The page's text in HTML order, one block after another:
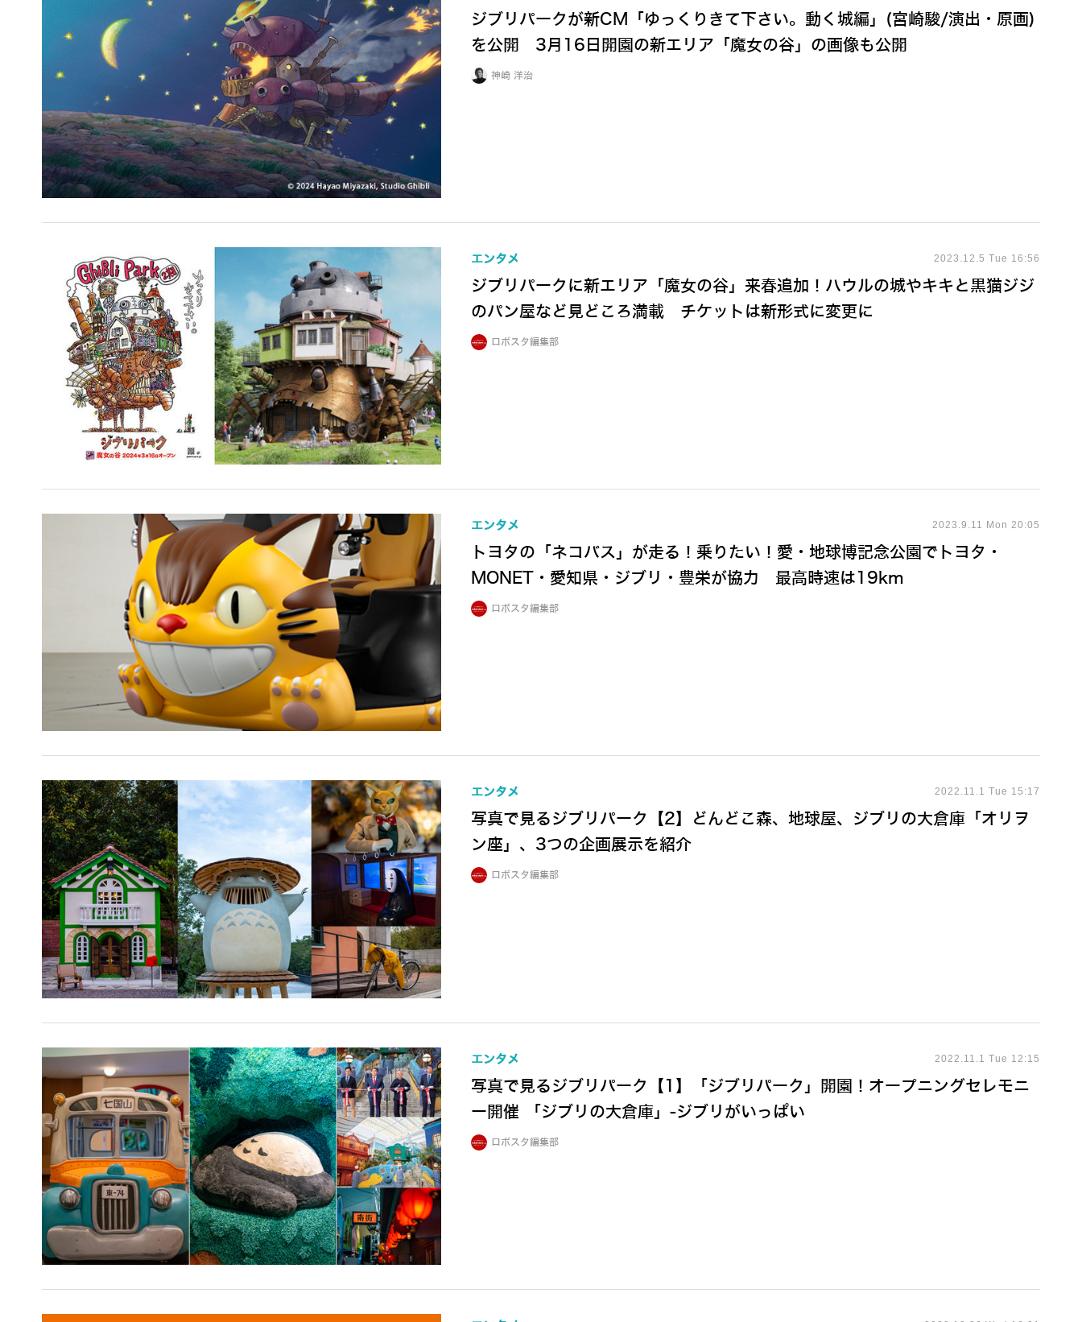
ジブリパークが新CM「ゆっくりきて下さい。動く城編」(宮崎駿/演出・原画)
を公開 3月16日開園の新エリア「魔女の谷」の画像も公開
神崎 洋治
エンタメ 2023.12.5 Tue 16:56
ジブリパークに新エリア「魔女の谷」来春追加！ハウルの城やキキと黒猫ジジ
のパン屋など見どころ満載 チケットは新形式に変更に
ロボスタ編集部
エンタメ 2023.9.11 Mon 20:05
トヨタの「ネコバス」が走る！乗りたい！愛・地球博記念公園でトヨタ・
MONET・愛知県・ジブリ・豊栄が協力 最高時速は19km
ロボスタ編集部
エンタメ 2022.11.1 Tue 15:17
写真で見るジブリパーク【2】どんどこ森、地球屋、ジブリの大倉庫「オリヲ
ン座」、3つの企画展示を紹介
ロボスタ編集部
エンタメ 2022.11.1 Tue 12:15
写真で見るジブリパーク【1】「ジブリパーク」開園！オープニングセレモニ
ー開催 「ジブリの大倉庫」-ジブリがいっぱい
ロボスタ編集部